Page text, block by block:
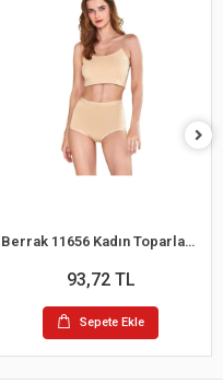
Berrak 11656 Kadın Toparlayıcı Bato Külot
93,72 TL
Sepete Ekle